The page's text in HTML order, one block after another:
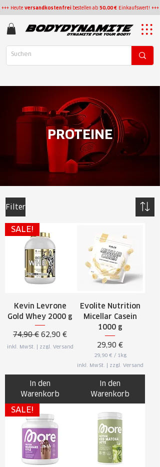
+++ Heute versandkostenfrei bestellen ab 50,00 €Einkaufswert! +++
PROTEINE
Filter
SALE!
Kevin Levrone
Gold Whey 2000 g
Standardpreis
74,90 € Sale-Preis
62,90 €
inkl. MwSt. | zzgl. Versand
In den
Warenkorb
Evolite Nutrition
Micellar Casein
1000 g
Preis
29,90 €
29,90 € / 1kg
9
9
0
€
p
1
K
i
l
o
g
r
a
inkl. MwSt. | zzgl. Versand
In den
Warenkorb
SALE!